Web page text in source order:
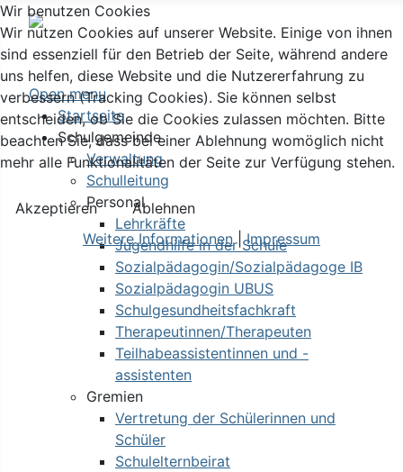
Open menu
Startseite
Schulgemeinde
Verwaltung
Schulleitung
Personal
Lehrkräfte
Jugendhilfe in der Schule
Sozialpädagogin/Sozialpädagoge IB
Sozialpädagogin UBUS
Schulgesundheitsfachkraft
Therapeutinnen/Therapeuten
Teilhabeassistentinnen und -
assistenten
Gremien
Vertretung der Schülerinnen und
Schüler
Schulelternbeirat
Wir benutzen Cookies
Wir nutzen Cookies auf unserer Website. Einige von ihnen
sind essenziell für den Betrieb der Seite, während andere
uns helfen, diese Website und die Nutzererfahrung zu
verbessern (Tracking Cookies). Sie können selbst
entscheiden, ob Sie die Cookies zulassen möchten. Bitte
beachten Sie, dass bei einer Ablehnung womöglich nicht
mehr alle Funktionalitäten der Seite zur Verfügung stehen.
Akzeptieren
Ablehnen
Weitere Informationen|Impressum